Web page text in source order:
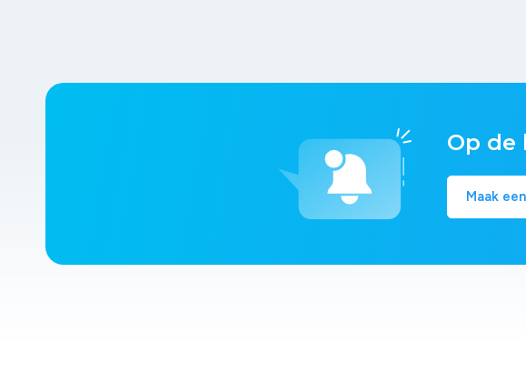
Op de
Maak